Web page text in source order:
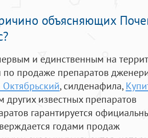
объясняющих
и единственным на
по продаже препаратов
, силденафила,
других известных препаратов
гарантируется
годами продаж